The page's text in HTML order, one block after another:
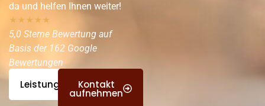
da und helfen Ihnen weiter!
★ ★ ★ ★ ★
5,0 Sterne Bewertung auf
Basis der 162 Google
Bewertungen
Leistungen Kontakt
aufnehmen